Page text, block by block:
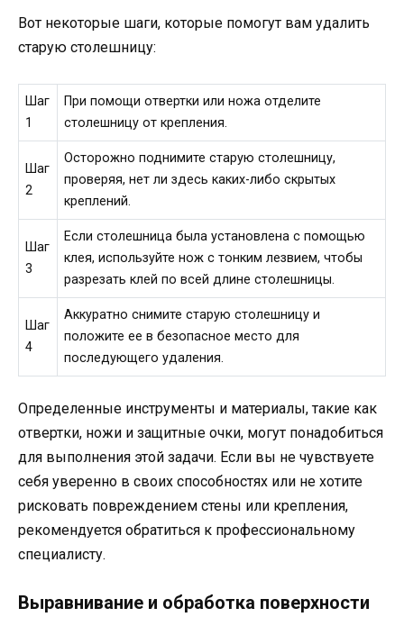
Вот некоторые шаги, которые помогут вам удалить
старую столешницу:
Шаг
1
При помощи отвертки или ножа отделите
столешницу от крепления.
Шаг
2
Осторожно поднимите старую столешницу,
проверяя, нет ли здесь каких-либо скрытых
креплений.
Шаг
3
Если столешница была установлена с помощью
клея, используйте нож с тонким лезвием, чтобы
разрезать клей по всей длине столешницы.
Шаг
4
Аккуратно снимите старую столешницу и
положите ее в безопасное место для
последующего удаления.
Определенные инструменты и материалы, такие как
отвертки, ножи и защитные очки, могут понадобиться
для выполнения этой задачи. Если вы не чувствуете
себя уверенно в своих способностях или не хотите
рисковать повреждением стены или крепления,
рекомендуется обратиться к профессиональному
специалисту.
Выравнивание и обработка поверхности